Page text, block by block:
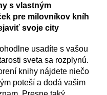
s vlastným
pre milovníkov kníh
svoje city
usadíte s vašou
sveta sa rozplynú.
knihy nájdete niečo
poteší a dodá vašim